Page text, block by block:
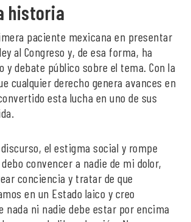
historia
paciente mexicana en presentar
al Congreso y, de esa forma, ha
y debate público sobre el tema. Con la
cualquier derecho genera avances en
esta lucha en uno de sus
el estigma social y rompe
convencer a nadie de mi dolor,
conciencia y tratar de que
en un Estado laico y creo
nada ni nadie debe estar por encima